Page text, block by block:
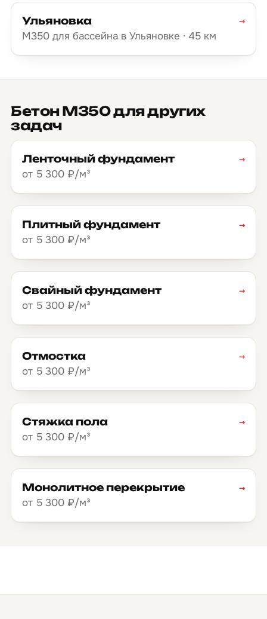
Ульяновка
М350 для бассейна в Ульяновке · 45 км
→
Бетон М350 для других
задач
Ленточный фундамент
от 5 300 ₽/м³
→
Плитный фундамент
от 5 300 ₽/м³
→
Свайный фундамент
от 5 300 ₽/м³
→
Отмостка
от 5 300 ₽/м³
→
Стяжка пола
от 5 300 ₽/м³
→
Монолитное перекрытие
от 5 300 ₽/м³
→